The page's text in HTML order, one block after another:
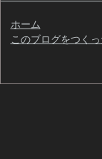
ホーム
このブログをつく
自